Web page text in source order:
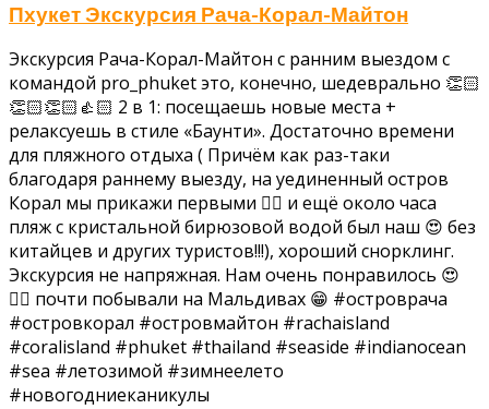
Пхукет Экскурсия Рача-Корал-Майтон
Экскурсия Рача-Корал-Майтон с ранним выездом с
командой pro_phuket это, конечно, шедеврально 👏🏻
👏🏻👏🏻👍🏻 2 в 1: посещаешь новые места +
релаксуешь в стиле «Баунти». Достаточно времени
для пляжного отдыха ( Причём как раз-таки
благодаря раннему выезду, на уединенный остров
Корал мы прикажи первыми 👍🏻 и ещё около часа
пляж с кристальной бирюзовой водой был наш 😍 без
китайцев и других туристов!!!), хороший снорклинг.
Экскурсия не напряжная. Нам очень понравилось 😍
👍🏻 почти побывали на Мальдивах 😁 #островрача
#островкорал #островмайтон #rachaisland
#coralisland #phuket #thailand #seaside #indianocean
#sea #летозимой #зимнеелето
#новогодниеканикулы